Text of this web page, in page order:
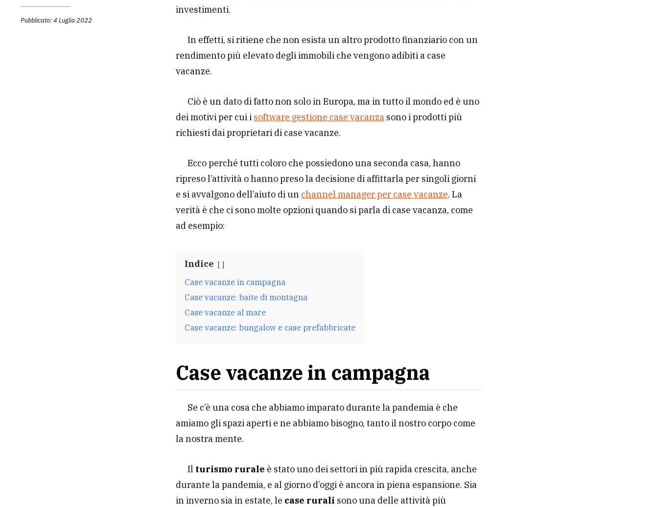
Pubblicato: 4 Luglio 2022
investimenti.
In effetti, si ritiene che non esista un altro prodotto finanziario con un
rendimento più elevato degli immobili che vengono adibiti a case
vacanze.
Ciò è un dato di fatto non solo in Europa, ma in tutto il mondo ed è uno
dei motivi per cui i software gestione case vacanza sono i prodotti più
richiesti dai proprietari di case vacanze.
Ecco perché tutti coloro che possiedono una seconda casa, hanno
ripreso l’attività o hanno preso la decisione di affittarla per singoli giorni
e si avvalgono dell’aiuto di un channel manager per case vacanze. La
verità è che ci sono molte opzioni quando si parla di case vacanza, come
ad esempio:
Indice
Case vacanze in campagna
Case vacanze: baite di montagna
Case vacanze al mare
Case vacanze: bungalow e case prefabbricate
Case vacanze in campagna
Se c’è una cosa che abbiamo imparato durante la pandemia è che
amiamo gli spazi aperti e ne abbiamo bisogno, tanto il nostro corpo come
la nostra mente.
Il turismo rurale è stato uno dei settori in più rapida crescita, anche
durante la pandemia, e al giorno d’oggi è ancora in piena espansione. Sia
in inverno sia in estate, le case rurali sono una delle attività più